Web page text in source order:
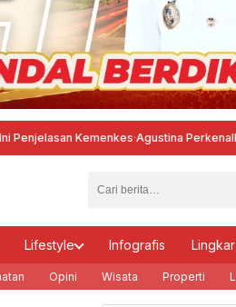
Kemenkes ·Agustina Perkenalkan Tari
Lifestyle Infografis
Opini Wisata Properti